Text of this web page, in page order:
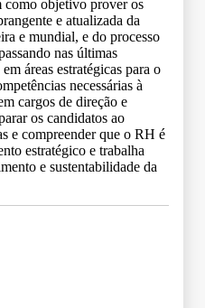
objetivo prover os
e atualizada da
e mundial, e do processo
nas últimas
áreas estratégicas para o
necessárias à
cargos de direção e
os candidatos ao
e compreender que o RH é
estratégico e trabalha
e sustentabilidade da